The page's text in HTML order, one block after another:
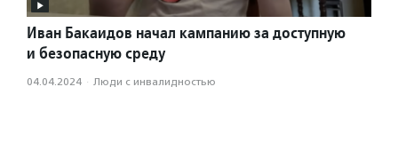
Иван Бакаидов начал кампанию за доступную
и безопасную среду
04.04.2024 · Люди с инвалидностью